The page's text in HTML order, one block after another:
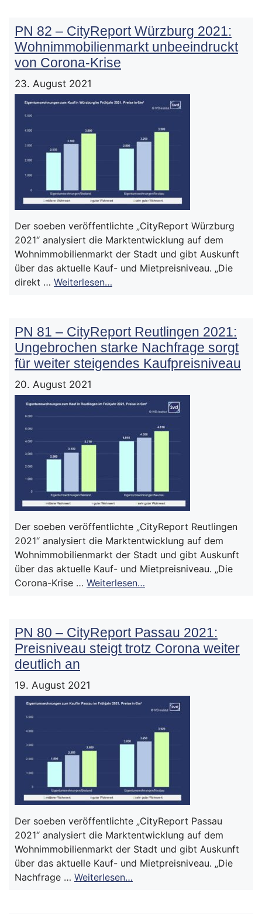
PN 82 – CityReport Würzburg 2021:
Wohnimmobilienmarkt unbeeindruckt
von Corona-Krise
23. August 2021
Der soeben veröffentlichte „CityReport Würzburg
2021“ analysiert die Marktentwicklung auf dem
Wohnimmobilienmarkt der Stadt und gibt Auskunft
über das aktuelle Kauf- und Mietpreisniveau. „Die
direkt … Weiterlesen…
PN 81 – CityReport Reutlingen 2021:
Ungebrochen starke Nachfrage sorgt
für weiter steigendes Kaufpreisniveau
20. August 2021
Der soeben veröffentlichte „CityReport Reutlingen
2021“ analysiert die Marktentwicklung auf dem
Wohnimmobilienmarkt der Stadt und gibt Auskunft
über das aktuelle Kauf- und Mietpreisniveau. „Die
Corona-Krise … Weiterlesen…
PN 80 – CityReport Passau 2021:
Preisniveau steigt trotz Corona weiter
deutlich an
19. August 2021
Der soeben veröffentlichte „CityReport Passau
2021“ analysiert die Marktentwicklung auf dem
Wohnimmobilienmarkt der Stadt und gibt Auskunft
über das aktuelle Kauf- und Mietpreisniveau. „Die
Nachfrage … Weiterlesen…